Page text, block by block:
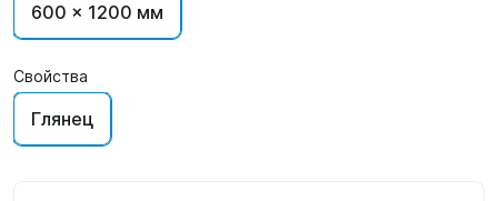
600 x 1200 мм
Свойства
Глянец